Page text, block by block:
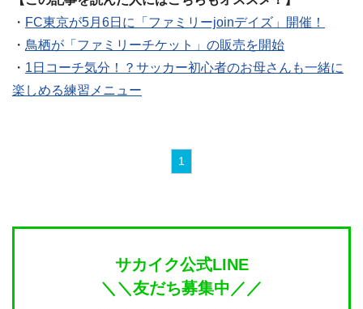
・ FC東京が5月6日に「ファミリーjoinデイズ」開催！
・ 鳥栖が「ファミリーチケット」の販売を開始
・ 1日コーチ気分！？サッカー初心者のお母さんも一緒に
楽しめる練習メニュー
1
サカイク公式LINE
＼＼友だち募集中／／